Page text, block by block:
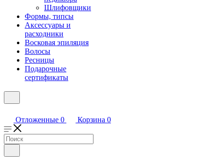
Шлифовщики
Формы, типсы
Аксессуары и
расходники
Восковая эпиляция
Волосы
Ресницы
Подарочные
сертификаты
Отложенные 0 Корзина 0